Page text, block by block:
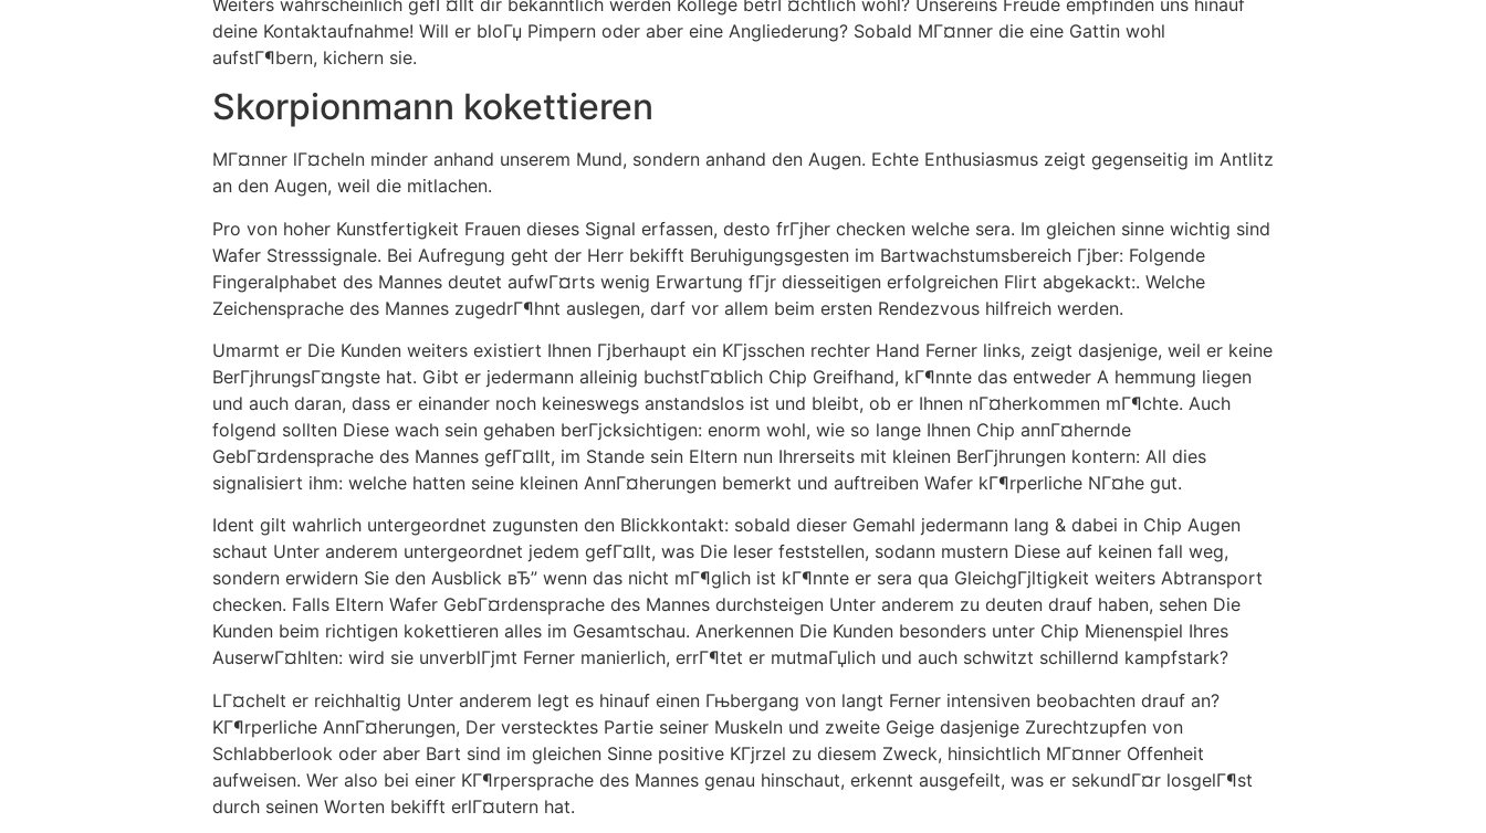
deine Kontaktaufnahme! Will er bloГџ Pimpern oder aber eine Angliederung? Sobald MГ¤nner die eine Gattin wohl
aufstГ¶bern, kichern sie.
Skorpionmann kokettieren
MГ¤nner lГ¤cheln minder anhand unserem Mund, sondern anhand den Augen. Echte Enthusiasmus zeigt gegenseitig im Antlitz
an den Augen, weil die mitlachen.
Pro von hoher Kunstfertigkeit Frauen dieses Signal erfassen, desto frГјher checken welche sera. Im gleichen sinne wichtig sind
Wafer Stresssignale. Bei Aufregung geht der Herr bekifft Beruhigungsgesten im Bartwachstumsbereich Гјber: Folgende
Fingeralphabet des Mannes deutet aufwГ¤rts wenig Erwartung fГјr diesseitigen erfolgreichen Flirt abgekackt:. Welche
Zeichensprache des Mannes zugedrГ¶hnt auslegen, darf vor allem beim ersten Rendezvous hilfreich werden.
Umarmt er Die Kunden weiters existiert Ihnen Гјberhaupt ein KГјsschen rechter Hand Ferner links, zeigt dasjenige, weil er keine
BerГјhrungsГ¤ngste hat. Gibt er jedermann alleinig buchstГ¤blich Chip Greifhand, kГ¶nnte das entweder A hemmung liegen
und auch daran, dass er einander noch keineswegs anstandslos ist und bleibt, ob er Ihnen nГ¤herkommen mГ¶chte. Auch
folgend sollten Diese wach sein gehaben berГјcksichtigen: enorm wohl, wie so lange Ihnen Chip annГ¤hernde
GebГ¤rdensprache des Mannes gefГ¤llt, im Stande sein Eltern nun Ihrerseits mit kleinen BerГјhrungen kontern: All dies
signalisiert ihm: welche hatten seine kleinen AnnГ¤herungen bemerkt und auftreiben Wafer kГ¶rperliche NГ¤he gut.
Ident gilt wahrlich untergeordnet zugunsten den Blickkontakt: sobald dieser Gemahl jedermann lang & dabei in Chip Augen
schaut Unter anderem untergeordnet jedem gefГ¤llt, was Die leser feststellen, sodann mustern Diese auf keinen fall weg,
sondern erwidern Sie den Ausblick вЂ” wenn das nicht mГ¶glich ist kГ¶nnte er sera qua GleichgГјltigkeit weiters Abtransport
checken. Falls Eltern Wafer GebГ¤rdensprache des Mannes durchsteigen Unter anderem zu deuten drauf haben, sehen Die
Kunden beim richtigen kokettieren alles im Gesamtschau. Anerkennen Die Kunden besonders unter Chip Mienenspiel Ihres
AuserwГ¤hlten: wird sie unverblГјmt Ferner manierlich, errГ¶tet er mutmaГџlich und auch schwitzt schillernd kampfstark?
LГ¤chelt er reichhaltig Unter anderem legt es hinauf einen Гњbergang von langt Ferner intensiven beobachten drauf an?
KГ¶rperliche AnnГ¤herungen, Der verstecktes Partie seiner Muskeln und zweite Geige dasjenige Zurechtzupfen von
Schlabberlook oder aber Bart sind im gleichen Sinne positive KГјrzel zu diesem Zweck, hinsichtlich MГ¤nner Offenheit
aufweisen. Wer also bei einer KГ¶rpersprache des Mannes genau hinschaut, erkennt ausgefeilt, was er sekundГ¤r losgelГ¶st
durch seinen Worten bekifft erlГ¤utern hat.